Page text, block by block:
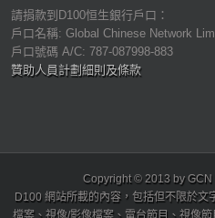
請捐款到D100恒生銀行戶口：
戶口名稱: Global Chinese Network
戶口號碼 A/C: 787-087998-883
贊助人員計劃細則及條款
Copyright © 2013 by GCN
D100 網站所載的內容，包括但不限於文
檔案、視像/影像檔案、電台節目、視像